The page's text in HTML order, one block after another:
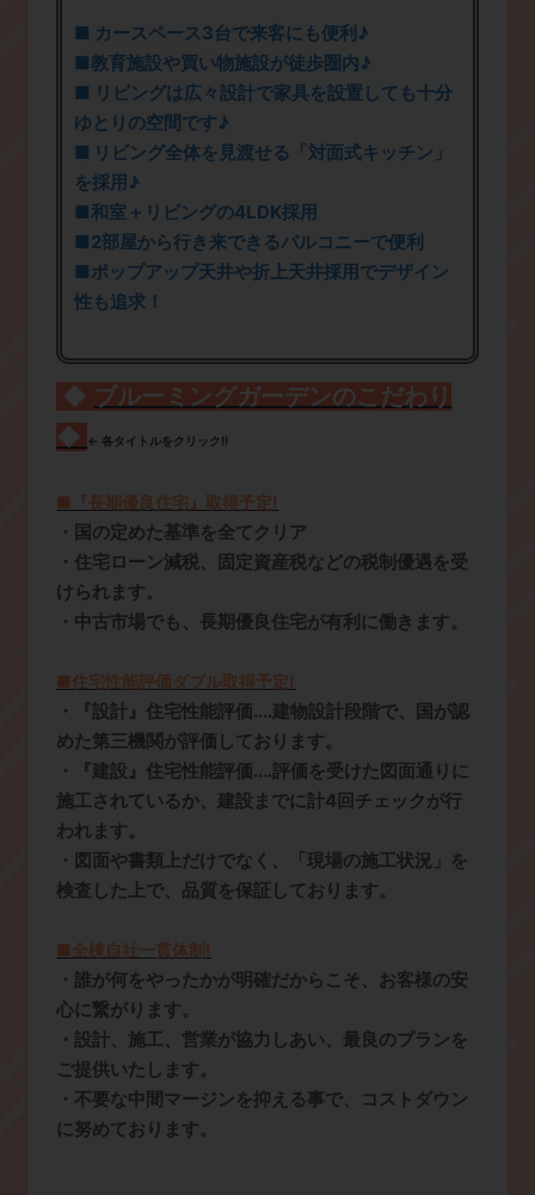
■ カースペース3台で来客にも便利♪
■教育施設や買い物施設が徒歩圏内♪
■ リビングは広々設計で家具を設置しても十分
ゆとりの空間です♪
■ リビング全体を見渡せる「対面式キッチン」
を採用♪
■和室＋リビングの4LDK採用
■2部屋から行き来できるバルコニーで便利
■ポップアップ天井や折上天井採用でデザイン
性も追求！
◆ ブルーミングガーデンのこだわり
◆ ← 各タイトルをクリック!!
■『長期優良住宅』取得予定!
・国の定めた基準を全てクリア
・住宅ローン減税、固定資産税などの税制優遇を受
けられます。
・中古市場でも、長期優良住宅が有利に働きます。
■住宅性能評価ダブル取得予定!
・『設計』住宅性能評価‥‥建物設計段階で、国が認
めた第三機関が評価しております。
・『建設』住宅性能評価‥‥評価を受けた図面通りに
施工されているか、建設までに計4回チェックが行
われます。
・図面や書類上だけでなく、「現場の施工状況」を
検査した上で、品質を保証しております。
■全棟自社一貫体制!
・誰が何をやったかが明確だからこそ、お客様の安
心に繋がります。
・設計、施工、営業が協力しあい、最良のプランを
ご提供いたします。
・不要な中間マージンを抑える事で、コストダウン
に努めております。